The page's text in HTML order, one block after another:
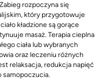
rozpoczyna się
który przygotowuje
kładzione są gorące
masaż. Terapia cieplna
ciała lub wybranych
oraz leczeniu różnych
relaksacja, redukcja napięć
samopoczucia.